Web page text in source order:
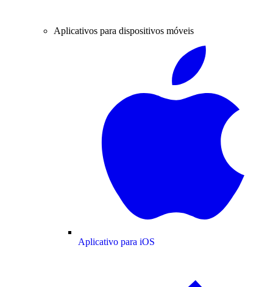
Aplicativos para dispositivos móveis
Aplicativo para iOS